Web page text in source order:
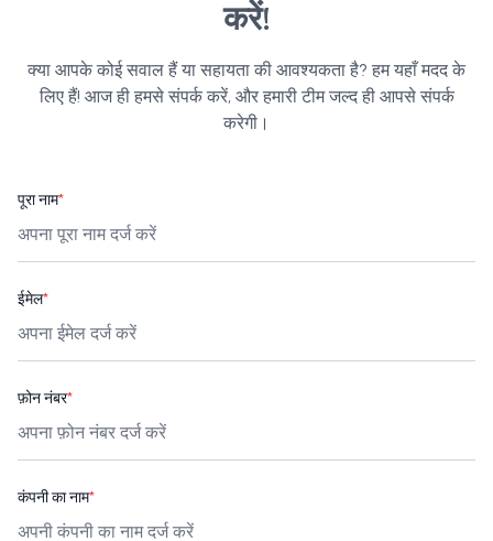
करें!
क्या आपके कोई सवाल हैं या सहायता की आवश्यकता है? हम यहाँ मदद के
लिए हैं! आज ही हमसे संपर्क करें, और हमारी टीम जल्द ही आपसे संपर्क
करेगी।
पूरा नाम*
ईमेल*
फ़ोन नंबर*
कंपनी का नाम*